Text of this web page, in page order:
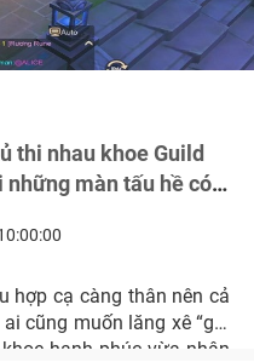
thi nhau khoe Guild
màn tấu hề có
hợp cạ càng thân nên cả
cũng muốn lăng xê “gia
hạnh phúc vừa nhân